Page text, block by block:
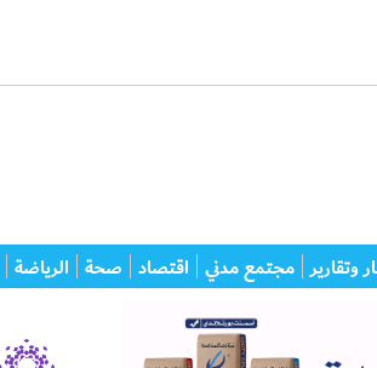
وتقارير مجتمع مدني اقتصاد صحة الرياضة